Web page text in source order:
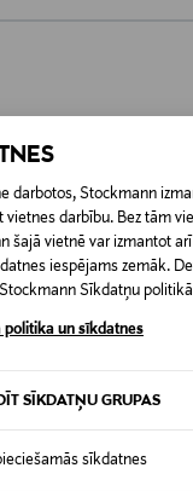
darbotos, Stockmann
vietnes darbību. Bez tām
šajā vietnē var izmantot
iespējams zemāk.
Sīkdatņu
politika un sīkdatnes
SĪKDATŅU GRUPAS
sīkdatnes